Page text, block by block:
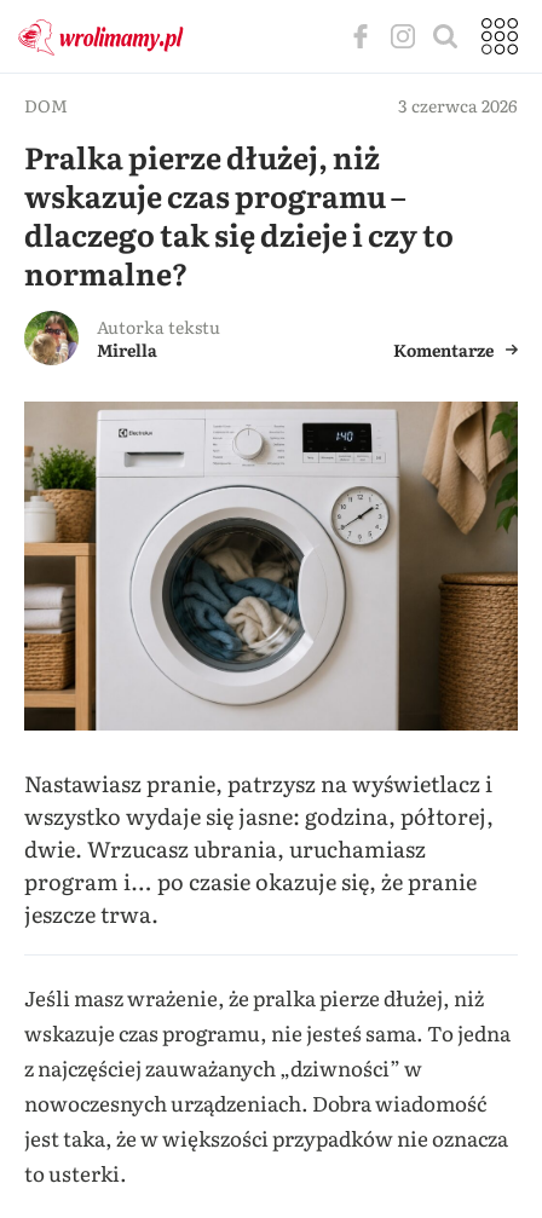
DOM 3 czerwca 2026
Pralka pierze dłużej, niż
wskazuje czas programu –
dlaczego tak się dzieje i czy to
normalne?
Autorka tekstu
Mirella
Komentarze
Nastawiasz pranie, patrzysz na wyświetlacz i
wszystko wydaje się jasne: godzina, półtorej,
dwie. Wrzucasz ubrania, uruchamiasz
program i… po czasie okazuje się, że pranie
jeszcze trwa.
Jeśli masz wrażenie, że pralka pierze dłużej, niż
wskazuje czas programu, nie jesteś sama. To jedna
z najczęściej zauważanych „dziwności” w
nowoczesnych urządzeniach. Dobra wiadomość
jest taka, że w większości przypadków nie oznacza
to usterki.